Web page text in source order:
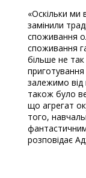
«Оскільки ми
замінили
споживання
споживання
більше не так
залежимо від
також було
що агрегат
того,
розповідає